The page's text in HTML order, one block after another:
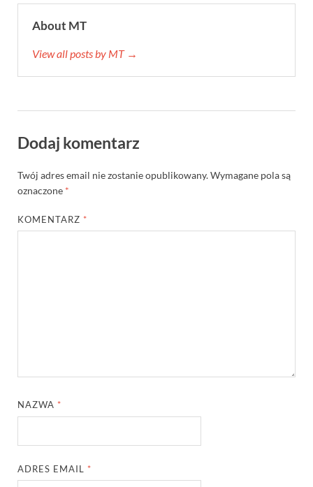
About MT
View all posts by MT →
Dodaj komentarz
Twój adres email nie zostanie opublikowany.Wymagane pola są
oznaczone *
KOMENTARZ *
NAZWA *
ADRES EMAIL *